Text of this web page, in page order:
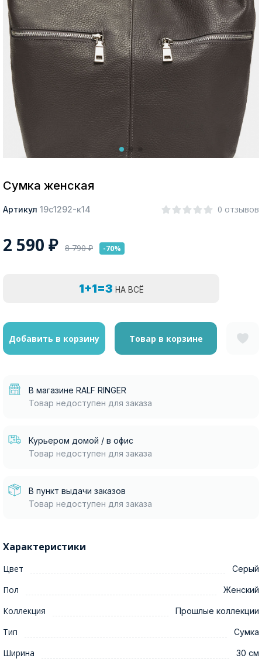
Москва
Да, все верно Изменить город
О компании
Сумка женская
Артикул 19с1292-к14 0 отзывов
2 590 ₽ 8 790₽ -70%
1+1=3 НА ВСЁ
Добавить в корзину Товар в корзине
В магазине RALF RINGER
Товар недоступен для заказа
Курьером домой / в офис
Товар недоступен для заказа
В пункт выдачи заказов
Товар недоступен для заказа
Характеристики
Цвет Серый
Пол Женский
Коллекция Прошлые коллекции
Тип Сумка
Ширина 30 см